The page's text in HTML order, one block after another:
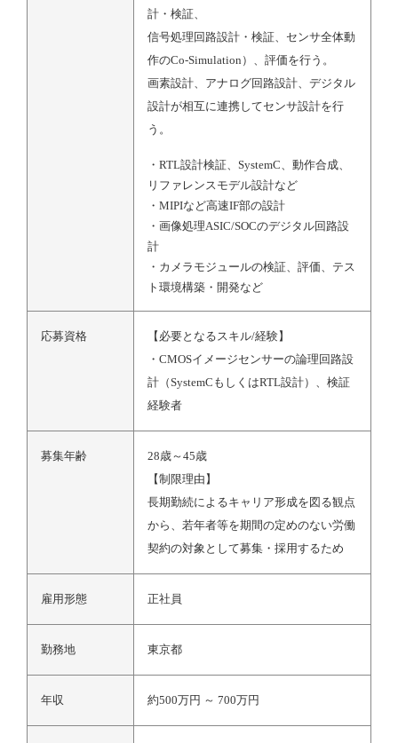
計・検証、
信号処理回路設計・検証、センサ全体動
作のCo-Simulation）、評価を行う。
画素設計、アナログ回路設計、デジタル
設計が相互に連携してセンサ設計を行
う。
・RTL設計検証、SystemC、動作合成、
リファレンスモデル設計など
・MIPIなど高速IF部の設計
・画像処理ASIC/SOCのデジタル回路設
計
・カメラモジュールの検証、評価、テス
ト環境構築・開発など
応募資格
【必要となるスキル/経験】
・CMOSイメージセンサーの論理回路設
計（SystemCもしくはRTL設計）、検証
経験者
募集年齢
28歳～45歳
【制限理由】
長期勤続によるキャリア形成を図る観点
から、若年者等を期間の定めのない労働
契約の対象として募集・採用するため
雇用形態 正社員
勤務地 東京都
年収 約500万円 ～ 700万円